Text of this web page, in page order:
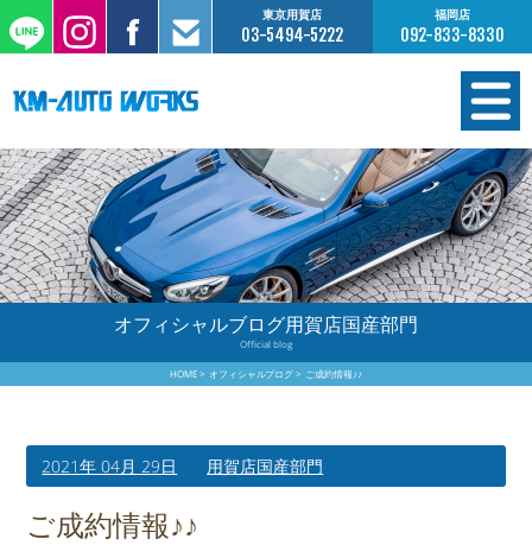
東京用賀店
03-5494-5222
福岡店
092-833-8330
在庫情報
オーダー販売
工場サービス
保証について
買取査定のご案内
オフィシャルブログ用賀店国産部門
Official blog
HOME オフィシャルブログ ご成約情報♪♪
2021年 04月 29日 用賀店国産部門
ご成約情報♪♪